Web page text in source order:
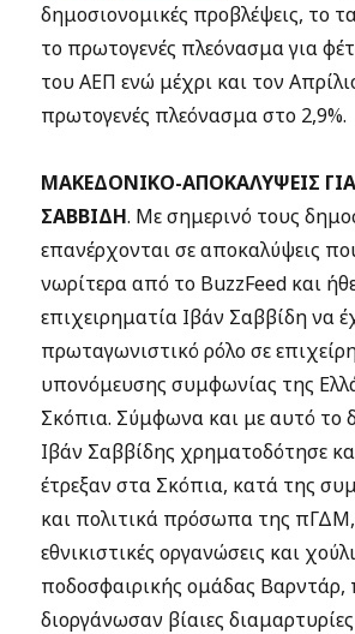
δημοσιονομικές προβλέψεις, το
το πρωτογενές πλεόνασμα για
του ΑΕΠ ενώ μέχρι και τον
πρωτογενές πλεόνασμα στο 2,9%.
ΜΑΚΕΔΟΝΙΚΟ-ΑΠΟΚΑΛΥΨΕΙΣ
ΣΑΒΒΙΔΗ. Με σημερινό τους
επανέρχονται σε αποκαλύψεις
νωρίτερα από το BuzzFeed και
επιχειρηματία Ιβάν Σαββίδη να
πρωταγωνιστικό ρόλο σε
υπονόμευσης συμφωνίας της
Σκόπια. Σύμφωνα και με αυτό το
Ιβάν Σαββίδης χρηματοδότησε
έτρεξαν στα Σκόπια, κατά της
και πολιτικά πρόσωπα της πΓΔΜ,
εθνικιστικές οργανώσεις και
ποδοσφαιρικής ομάδας Βαρντάρ,
διοργάνωσαν βίαιες